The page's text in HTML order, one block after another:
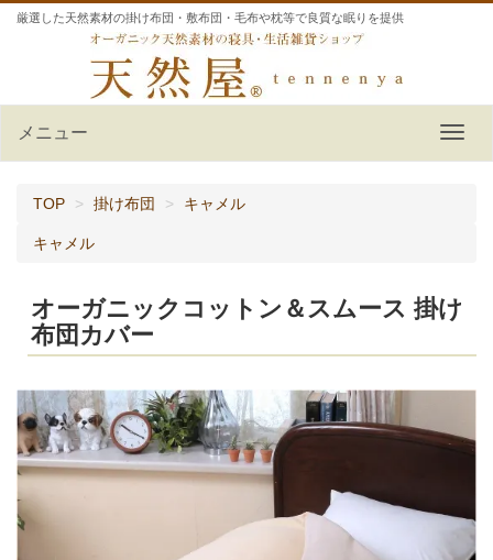
厳選した天然素材の掛け布団・敷布団・毛布や枕等で良質な眠りを提供
メニュー
TOP 掛け布団 キャメル
キャメル
オーガニックコットン＆スムース 掛け
布団カバー